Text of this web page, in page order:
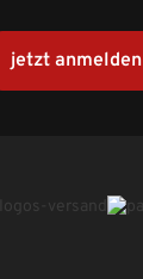
jetzt anmelden